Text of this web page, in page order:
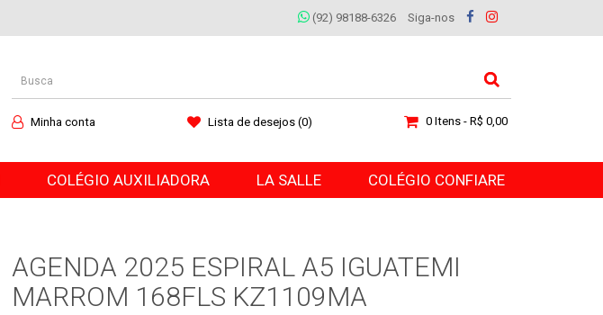
(92) 98188-6326 Siga-nos
Minha conta Lista de desejos (0) 0 Itens - R$ 0,00
COLÉGIO AUXILIADORA LA SALLE COLÉGIO CONFIARE
AGENDA 2025 ESPIRAL A5 IGUATEMI
MARROM 168FLS KZ1109MA